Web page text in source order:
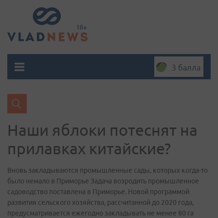
3 балла
Наши яблоки потеснят на
прилавках китайские?
Вновь закладываются промышленные сады, которых когда-то
было немало в Приморье Задача возродить промышленное
садоводство поставлена в Приморье. Новой программой
развития сельского хозяйства, рассчитанной до 2020 года,
предусматривается ежегодно закладывать не менее 80 га